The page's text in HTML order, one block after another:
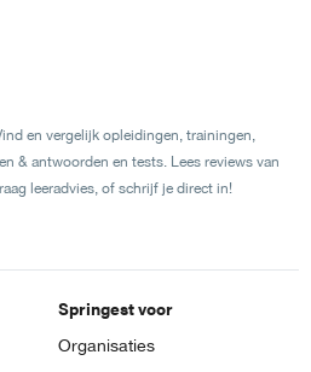
en vergelijk opleidingen, trainingen,
& antwoorden en tests. Lees reviews van
leeradvies, of schrijf je direct in!
Springest voor
Organisaties